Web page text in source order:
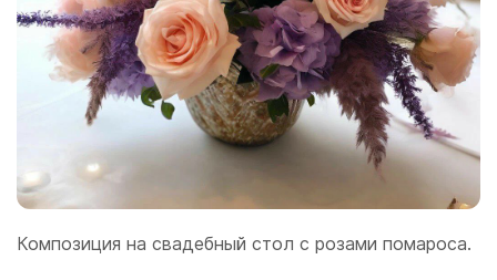
Композиция на свадебный стол с розами помароса.